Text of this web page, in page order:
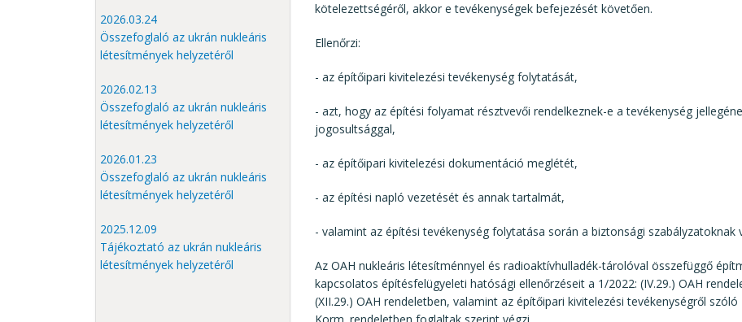
2026.03.24
Összefoglaló az ukrán nukleáris
létesítmények helyzetéről
2026.02.13
Összefoglaló az ukrán nukleáris
létesítmények helyzetéről
2026.01.23
Összefoglaló az ukrán nukleáris
létesítmények helyzetéről
2025.12.09
Tájékoztató az ukrán nukleáris
létesítmények helyzetéről
kötelezettségéről, akkor e tevékenységek befejezését követően.
Ellenőrzi:
- az építőipari kivitelezési tevékenység folytatását,
- azt, hogy az építési folyamat résztvevői rendelkeznek-e a tevékenység
jogosultsággal,
- az építőipari kivitelezési dokumentáció meglétét,
- az építési napló vezetését és annak tartalmát,
- valamint az építési tevékenység folytatása során a biztonsági szabályzatoknak
Az OAH nukleáris létesítménnyel és radioaktívhulladék-tárolóval összefüggő
kapcsolatos építésfelügyeleti hatósági ellenőrzéseit a 1/2022: (IV.29.) OAH
(XII.29.) OAH rendeletben, valamint az építőipari kivitelezési tevékenységről szóló